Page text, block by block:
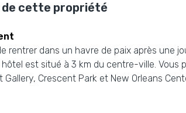
de cette propriété
rentrer dans un havre de paix après une
hôtel est situé à 3 km du centre-ville. Vous
Gallery, Crescent Park et New Orleans